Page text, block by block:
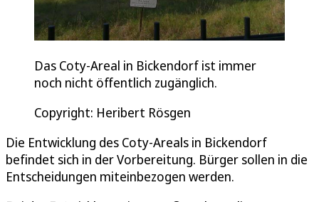
Das Coty-Areal in Bickendorf ist immer
noch nicht öffentlich zugänglich.
Copyright: Heribert Rösgen
Die Entwicklung des Coty-Areals in Bickendorf
befindet sich in der Vorbereitung. Bürger sollen in die
Entscheidungen miteinbezogen werden.